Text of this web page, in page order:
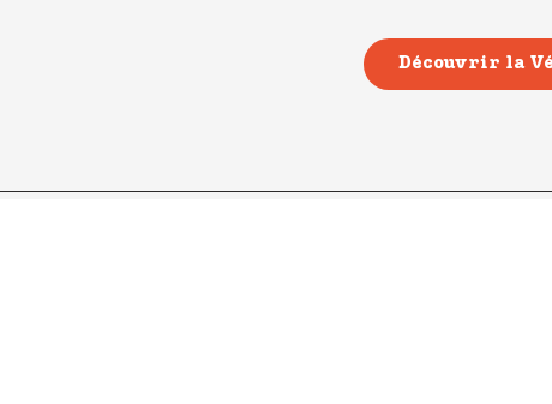
Découvrir la